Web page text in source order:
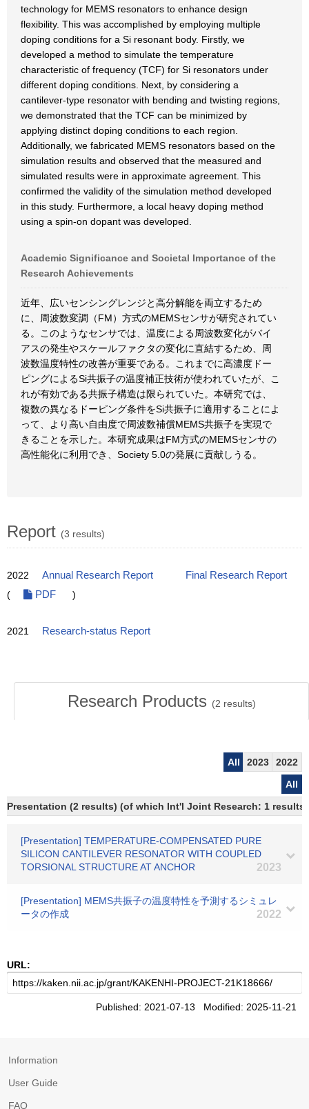
technology for MEMS resonators to enhance design
flexibility. This was accomplished by employing multiple
doping conditions for a Si resonant body. Firstly, we
developed a method to simulate the temperature
characteristic of frequency (TCF) for Si resonators under
different doping conditions. Next, by considering a
cantilever-type resonator with bending and twisting regions,
we demonstrated that the TCF can be minimized by
applying distinct doping conditions to each region.
Additionally, we fabricated MEMS resonators based on the
simulation results and observed that the measured and
simulated results were in approximate agreement. This
confirmed the validity of the simulation method developed
in this study. Furthermore, a local heavy doping method
using a spin-on dopant was developed.
Academic Significance and Societal Importance of the
Research Achievements
近年、広いセンシングレンジと高分解能を両立するため
に、周波数変調（FM）方式のMEMSセンサが研究されてい
る。このようなセンサでは、温度による周波数変化がバイ
アスの発生やスケールファクタの変化に直結するため、周
波数温度特性の改善が重要である。これまでに高濃度ドー
ピングによるSi共振子の温度補正技術が使われていたが、こ
れが有効である共振子構造は限られていた。本研究では、
複数の異なるドーピング条件をSi共振子に適用することによ
って、より高い自由度で周波数補償MEMS共振子を実現で
きることを示した。本研究成果はFM方式のMEMSセンサの
高性能化に利用でき、Society 5.0の発展に貢献しうる。
Report (3 results)
2022 Annual Research Report
Final Research Report
(
PDF )
2021 Research-status Report
Research Products (2 results)
All 2023
2022
All
Presentation (2 results) (of which Int'l Joint Research: 1 results)
[Presentation] TEMPERATURE-COMPENSATED PURE
SILICON CANTILEVER RESONATOR WITH COUPLED
TORSIONAL STRUCTURE AT ANCHOR
2023
[Presentation] MEMS共振子の温度特性を予測するシミュレ
ータの作成
2022
URL:
Published: 2021-07-13 Modified: 2025-11-21
Information
User Guide
FAQ